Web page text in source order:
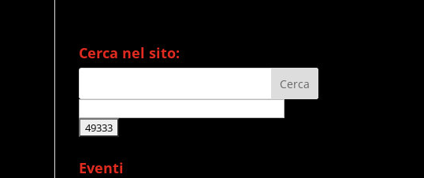
Cerca nel sito:
Eventi